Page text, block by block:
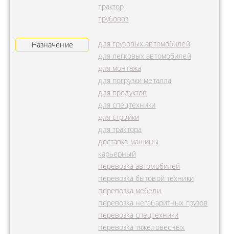
трактор
трубовоз
Назначение
для грузовых автомобилей
для легковых автомобилей
для монтажа
для погрузки металла
для продуктов
для спецтехники
для стройки
для трактора
доставка машины
карьерный
перевозка автомобилей
перевозка бытовой техники
перевозка мебели
перевозка негабаритных грузов
перевозка спецтехники
перевозка тяжеловесных